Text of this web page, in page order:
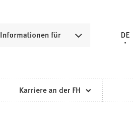
Informationen für DE
Karriere an der FH